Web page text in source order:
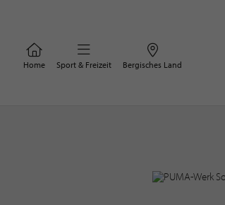
Home Sport & Freizeit Bergisches Land